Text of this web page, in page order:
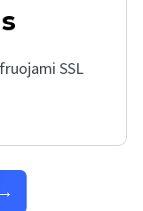
SSL